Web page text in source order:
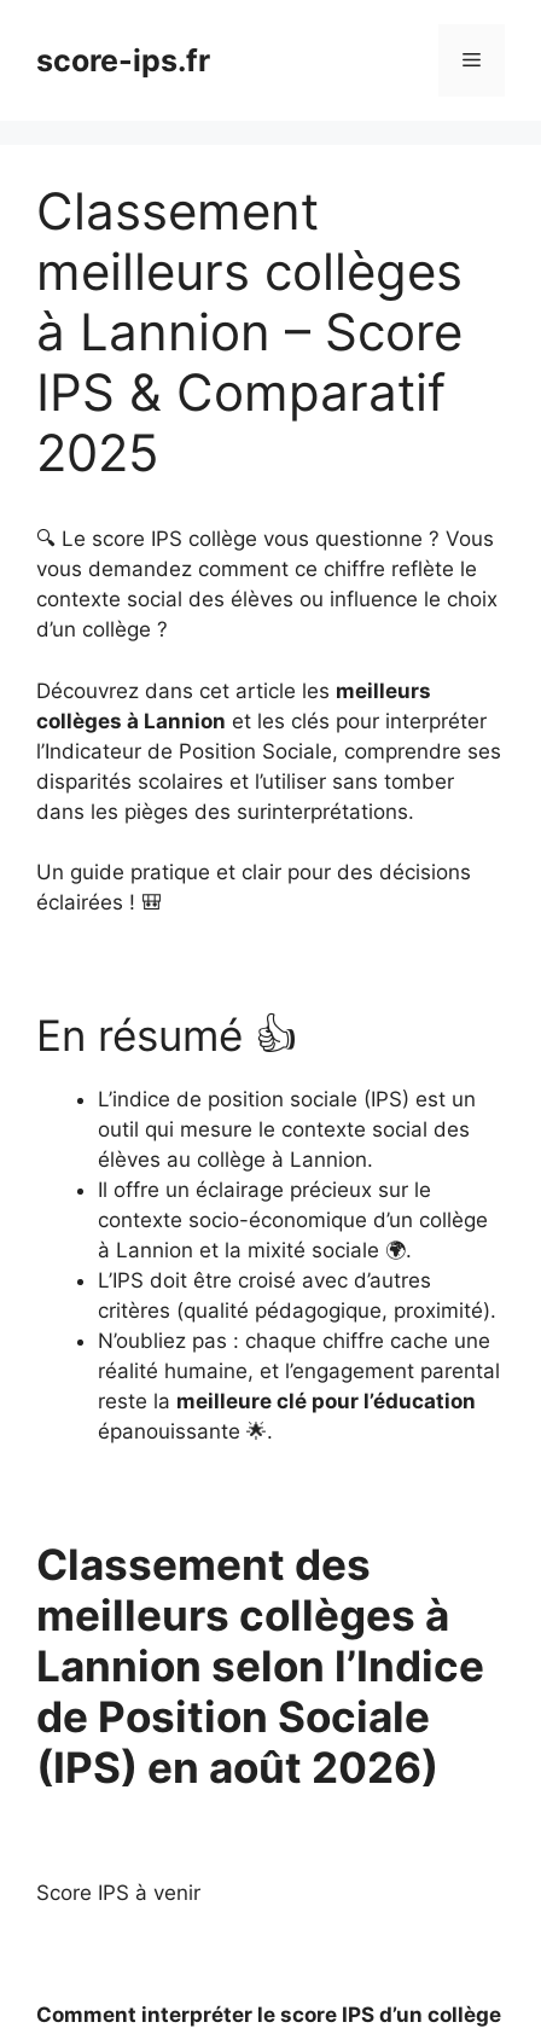
contenuscore-ips.fr Menu
Classement
meilleurs collèges
à Lannion – Score
IPS & Comparatif
2025
🔍 Le score IPS collège vous questionne ? Vous
vous demandez comment ce chiffre reflète le
contexte social des élèves ou influence le choix
d’un collège ?
Découvrez dans cet article les meilleurs
collèges à Lannion et les clés pour interpréter
l’Indicateur de Position Sociale, comprendre ses
disparités scolaires et l’utiliser sans tomber
dans les pièges des surinterprétations.
Un guide pratique et clair pour des décisions
éclairées ! 🎒
En résumé 👍
L’indice de position sociale (IPS) est un
outil qui mesure le contexte social des
élèves au collège à Lannion.
Il offre un éclairage précieux sur le
contexte socio-économique d’un collège
à Lannion et la mixité sociale 🌍.
L’IPS doit être croisé avec d’autres
critères (qualité pédagogique, proximité).
N’oubliez pas : chaque chiffre cache une
réalité humaine, et l’engagement parental
reste la meilleure clé pour l’éducation
épanouissante 🌟.
Classement des
meilleurs collèges à
Lannion selon l’Indice
de Position Sociale
(IPS) en août 2026)
Score IPS à venir
Comment interpréter le score IPS d’un collège